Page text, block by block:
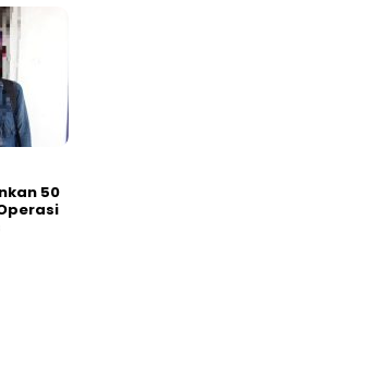
50